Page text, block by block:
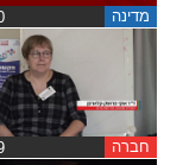
מדינה
חברה